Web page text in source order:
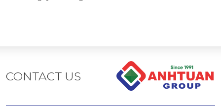
CONTACT US